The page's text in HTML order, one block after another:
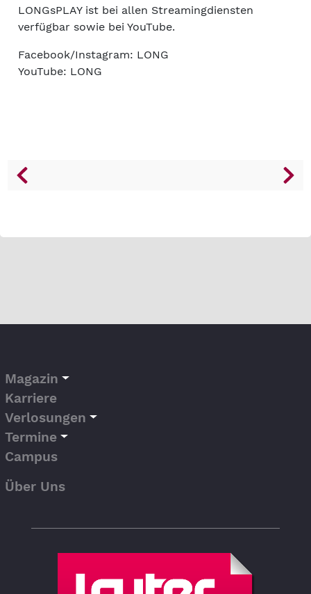
LONGsPLAY ist bei allen Streamingdiensten
verfügbar sowie bei YouTube.
Facebook/Instagram: LONG
YouTube: LONG
Magazin
Karriere
Verlosungen
Termine
Campus
Über Uns